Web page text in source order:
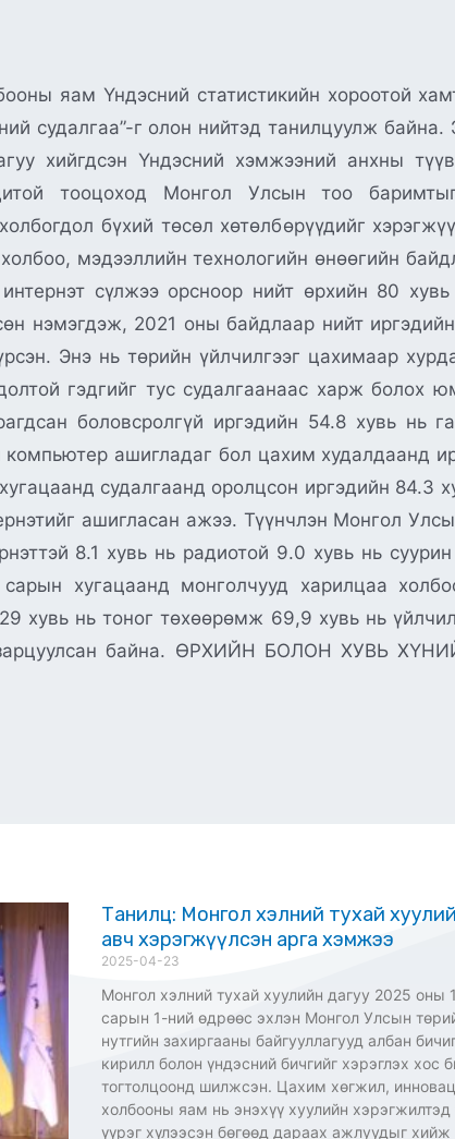
яам Үндэсний статистикийн хороотой
судалгаа”-г олон нийтэд танилцуулж
хийгдсэн Үндэсний хэмжээний анхны
тооцоход Монгол Улсын тоо
бүхий төсөл хөтөлбөрүүдийг
мэдээллийн технологийн өнөөгийн
сүлжээ орсноор нийт өрхийн 80
нэмэгдэж, 2021 оны байдлаар нийт
Энэ нь төрийн үйлчилгээг цахимаар
гэдгийг тус судалгаанаас харж болох
боловсролгүй иргэдийн 54.8 хувь
компьютер ашигладаг бол цахим худалдаанд
судалгаанд оролцсон иргэдийн 84.3
ашигласан ажээ. Түүнчлэн Монгол
8.1 хувь нь радиотой 9.0 хувь нь
хугацаанд монголчууд харилцаа
хувь нь тоног төхөөрөмж 69,9 хувь нь
зарцуулсан байна. ӨРХИЙН БОЛОН ХУВЬ
Танилц: Монгол хэлний тухай
авч хэрэгжүүлсэн арга хэмжээ
2025-04-23
Монгол хэлний тухай хуулийн дагуу 2025 оны
сарын 1-ний өдрөөс эхлэн Монгол Улсын
нутгийн захиргааны байгууллагууд албан
кирилл болон үндэсний бичгийг хэрэглэх хос
тогтолцоонд шилжсэн. Цахим хөгжил,
холбооны яам нь энэхүү хуулийн хэрэгжилтэд
үүрэг хүлээсэн бөгөөд дараах ажлуудыг хийж